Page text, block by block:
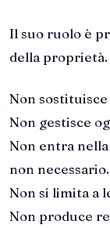
Il suo ruolo è
della proprietà.
Non
Non gestisce
Non entra
non necessario.
Non si limita a
Non produce